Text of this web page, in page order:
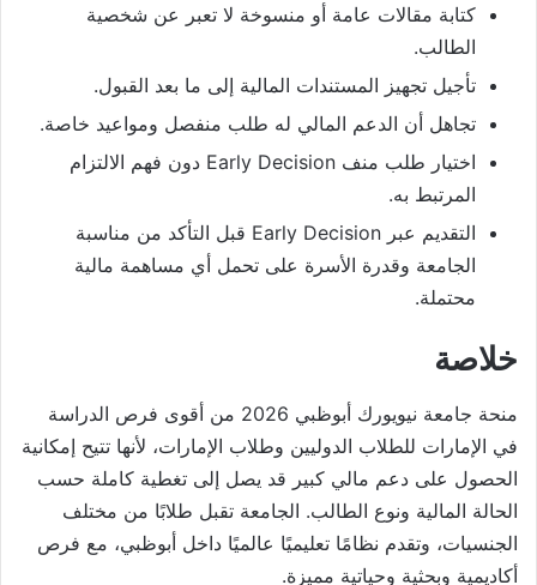
كتابة مقالات عامة أو منسوخة لا تعبر عن شخصية
الطالب.
تأجيل تجهيز المستندات المالية إلى ما بعد القبول.
تجاهل أن الدعم المالي له طلب منفصل ومواعيد خاصة.
اختيار طلب منف Early Decision دون فهم الالتزام
المرتبط به.
التقديم عبر Early Decision قبل التأكد من مناسبة
الجامعة وقدرة الأسرة على تحمل أي مساهمة مالية
محتملة.
خلاصة
منحة جامعة نيويورك أبوظبي 2026 من أقوى فرص الدراسة
في الإمارات للطلاب الدوليين وطلاب الإمارات، لأنها تتيح إمكانية
الحصول على دعم مالي كبير قد يصل إلى تغطية كاملة حسب
الحالة المالية ونوع الطالب. الجامعة تقبل طلابًا من مختلف
الجنسيات، وتقدم نظامًا تعليميًا عالميًا داخل أبوظبي، مع فرص
أكاديمية وبحثية وحياتية مميزة.